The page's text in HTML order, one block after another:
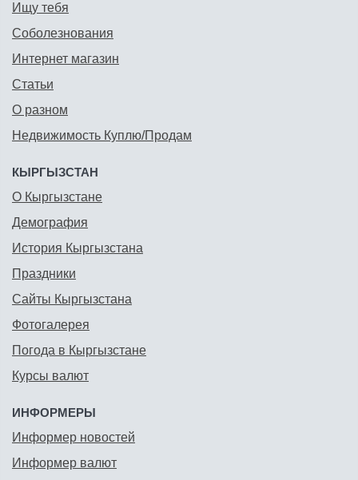
Ищу тебя
Соболезнования
Интернет магазин
Статьи
О разном
Недвижимость Куплю/Продам
КЫРГЫЗСТАН
О Кыргызстане
Демография
История Кыргызстана
Праздники
Сайты Кыргызстана
Фотогалерея
Погода в Кыргызстане
Курсы валют
ИНФОРМЕРЫ
Информер новостей
Информер валют